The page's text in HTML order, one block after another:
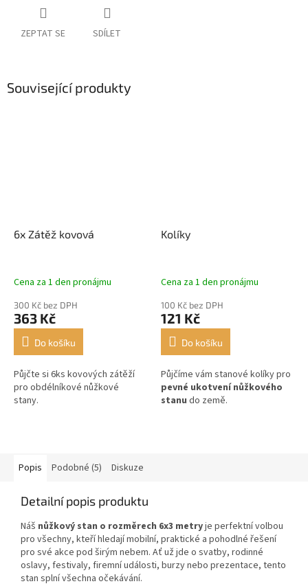
ZEPTAT SE SDÍLET
Související produkty
6x Zátěž kovová
Cena za 1 den pronájmu
300 Kč bez DPH
363 Kč
Do košíku
Půjčte si 6ks kovových zátěží
pro obdélníkové nůžkové
stany.
Kolíky
Cena za 1 den pronájmu
100 Kč bez DPH
121 Kč
Do košíku
Půjčíme vám stanové kolíky pro
pevné ukotvení nůžkového
stanu do země.
Popis Podobné (5) Diskuze
Detailní popis produktu
Náš nůžkový stan o rozměrech 6x3 metryje perfektní volbou
pro všechny, kteří hledají mobilní, praktické a pohodlné řešení
pro své akce pod širým nebem. Ať už jde o svatby, rodinné
oslavy, festivaly, firemní události, burzy nebo prezentace, tento
stan splní všechna očekávání.